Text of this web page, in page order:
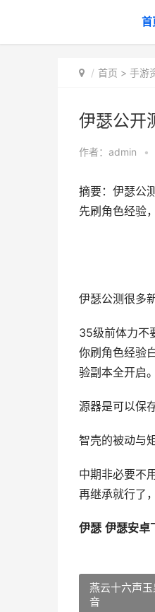
首
首页 > 手游
伊瑟公开
作者： admin •
摘要：伊瑟公
先刷角色经验
伊瑟公测很多
35级前体力不
你刷角色经验
验副本全开启
源器是可以保
智壳的被动与
中期非必要不
再继承就行了
伊瑟 伊瑟安卓
燕云十六声
音